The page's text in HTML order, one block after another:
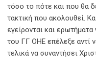
τόσο το πότε και που θα
τακτική που ακολουθεί.
εγείρονται και
του ΓΓ ΟΗΕ επέλεξε αντί
τελικά να συναντήσει